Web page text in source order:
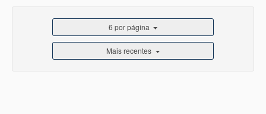
6 por página
Mais recentes